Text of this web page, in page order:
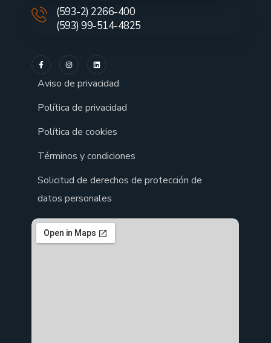
(593-2) 2266-400
(593) 99-514-4825
Aviso de privacidad
Política de privacidad
Política de cookies
Términos y condiciones
Solicitud de derechos de protección de
datos personales